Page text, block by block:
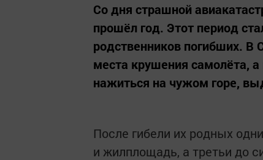
Со дня страшной
прошёл год. Этот период
родственников погибших.
места крушения самолёта,
нажиться на чужом горе,
После гибели их родных
и жилплощадь, а третьи до